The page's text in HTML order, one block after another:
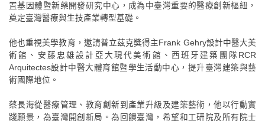
置基因體暨新藥開發研究中心，成為中臺灣重要的醫療創新樞紐，
奠定臺灣醫療與生技產業轉型基礎。
他也重視美學教育，邀請普立茲克獎得主Frank Gehry設計中醫大美
術館、安藤忠雄設計亞大現代美術館、西班牙建築團隊RCR
Arquitectes設計中醫大體育館暨學生活動中心，提升臺灣建築與藝
術國際地位。
蔡長海從醫療管理、教育創新到產業升級及建築藝術，他以行動實
踐願景，為臺灣開創新局。為回饋臺灣，希望和工研院及所有院士